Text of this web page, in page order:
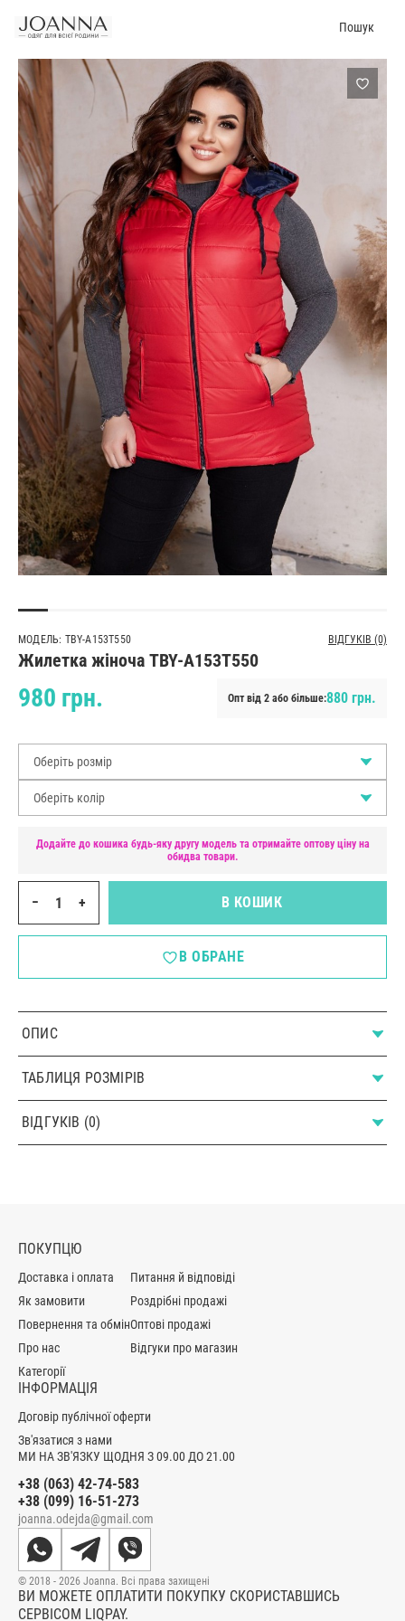
Пошук
МОДЕЛЬ: TBY-A153T550 ВІДГУКІВ (0)
Жилетка жіноча TBY-A153T550
980 грн. Опт від 2 або більше:880 грн.
Оберіть розмір
Оберіть колір
Додайте до кошика будь-яку другу модель та отримайте оптову ціну на
обидва товари.
− + В КОШИК
В ОБРАНЕ
ОПИС
ТАБЛИЦЯ РОЗМІРІВ
ВІДГУКІВ (0)
МИ НА ЗВ'ЯЗКУ ЩОДНЯ З 09.00 ДО 21.00
+38 (063) 42-74-583
+38 (099) 16-51-273
joanna.odejda@gmail.com
ПОКУПЦЮ
Доставка і оплата
Як замовити
Повернення та обмін
Про нас
Категорії
Питання й відповіді
Роздрібні продажі
Оптові продажі
Відгуки про магазин
ІНФОРМАЦІЯ
Договір публічної оферти
Зв'язатися з нами
ВИ МОЖЕТЕ ОПЛАТИТИ ПОКУПКУ СКОРИСТАВШИСЬ
СЕРВІСОМ LIQPAY.
© 2018 - 2026 Joanna. Всі права захищені